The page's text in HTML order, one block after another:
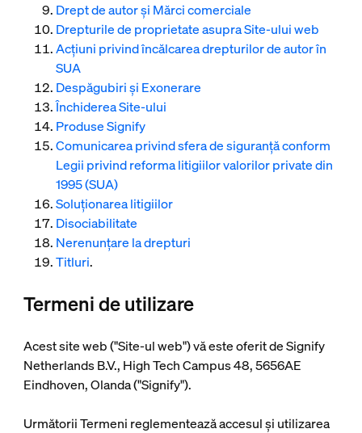
Drept de autor și Mărci comerciale
Drepturile de proprietate asupra Site-ului web
Acțiuni privind încălcarea drepturilor de autor în
SUA
Despăgubiri și Exonerare
Închiderea Site-ului
Produse Signify
Comunicarea privind sfera de siguranță conform
Legii privind reforma litigiilor valorilor private din
1995 (SUA)
Soluționarea litigiilor
Disociabilitate
Nerenunțare la drepturi
Titluri.
Termeni de utilizare
Acest site web ("Site-ul web") vă este oferit de Signify
Netherlands B.V., High Tech Campus 48, 5656AE
Eindhoven, Olanda ("Signify").
Următorii Termeni reglementează accesul și utilizarea